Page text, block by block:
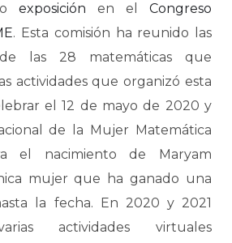
exposición en el Congreso
. Esta comisión ha reunido las
las 28 matemáticas que
actividades que organizó esta
el 12 de mayo de 2020 y
de la Mujer Matemática
el nacimiento de Maryam
mujer que ha ganado una
la fecha. En 2020 y 2021
actividades virtuales